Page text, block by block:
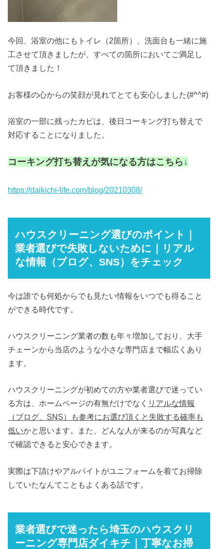
今回、浴室の他にもトイレ（2箇所）、洗面台も一緒に施
工させて頂きましたが、すべての箇所においてご満足し
て頂きました！
お客様の心からの笑顔が見れてとても安心しました(#^^#)
浴室の一部に残ったカビは、後日コーキング打ち替えで
対応することになりました。
コーキング打ち替えが気になる方はこちら↓
https://daikichi-life.com/blog/20210308/
ハウスクリーニング選びのポイント｜
業者選びで失敗しないために｜リアル
な情報（ブログ、SNS）をチェック
今は誰でも何処からでも見たい情報をいつでも得ること
ができる時代です。
ハウスクリーニング業者の数も年々増加しており、大手
チェーンから当店のような小さな専門店まで幅広くあり
ます。
ハウスクリーニングが初めての方や業者選びで迷ってい
る方は、ホームページの有無だけでなく リアルな情報
（ブログ、SNS）も参考にお選び頂くと失敗する確率も
低いかと思います。また、どんな人が来るのか写真など
で確認できると安心できます。
実際は下請けやアルバイトがユニフォームを着てお掃除
していたなんてこともよくある話です。
業者選びで迷ったら埼玉のハウスクリ
ーニング専門店ダイキチ｜丁寧なお掃